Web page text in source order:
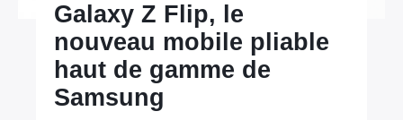
Galaxy Z Flip, le
nouveau mobile pliable
haut de gamme de
Samsung